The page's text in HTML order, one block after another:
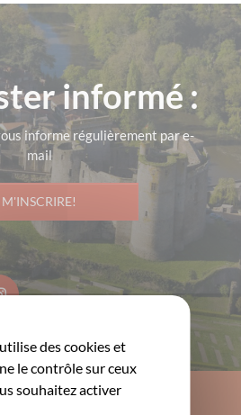
informé :
informe régulièrement par e-
mail
M'INSCRIRE!
des cookies et
le contrôle sur ceux
souhaitez activer